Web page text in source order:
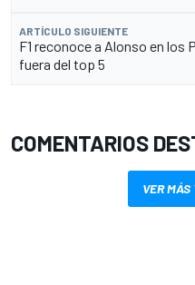
ARTÍCULO SIGUIENTE
F1 reconoce a Alonso en los
fuera del top 5
COMENTARIOS
VER MÁS